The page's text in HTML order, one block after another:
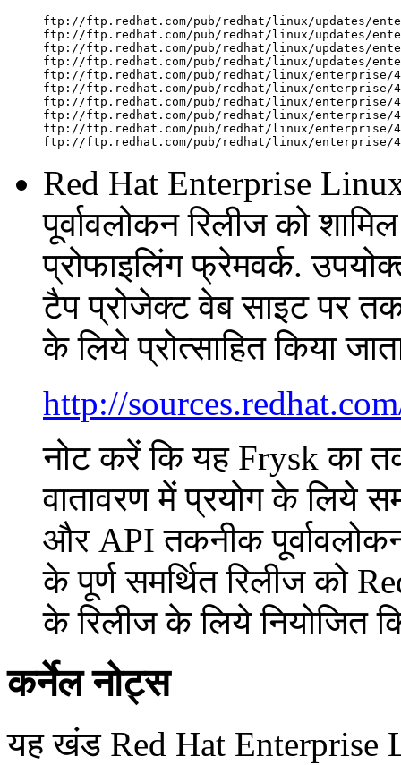
ftp://ftp.redhat.com/pub/redhat/linux/updates/
ftp://ftp.redhat.com/pub/redhat/linux/updates/
ftp://ftp.redhat.com/pub/redhat/linux/updates/
ftp://ftp.redhat.com/pub/redhat/linux/updates/
ftp://ftp.redhat.com/pub/redhat/linux/enterprise/
ftp://ftp.redhat.com/pub/redhat/linux/enterprise/
ftp://ftp.redhat.com/pub/redhat/linux/enterprise/4/
ftp://ftp.redhat.com/pub/redhat/linux/enterprise/4/
ftp://ftp.redhat.com/pub/redhat/linux/enterprise/4/
Red Hat Enterprise
पूर्वावलोकन रिलीज को
प्रोफाइलिंग फ्रेमवर्क.
टैप प्रोजेक्ट वेब साइट पर
के लिये प्रोत्साहित किया
http://
नोट करें कि यह Frysk का
वातावरण में प्रयोग के लिये
और API तकनीक
के पूर्ण समर्थित रिलीज को
के रिलीज के लिये नियोजित
कर्नेल नोट्स
यह खंड Red Hat Enterprise